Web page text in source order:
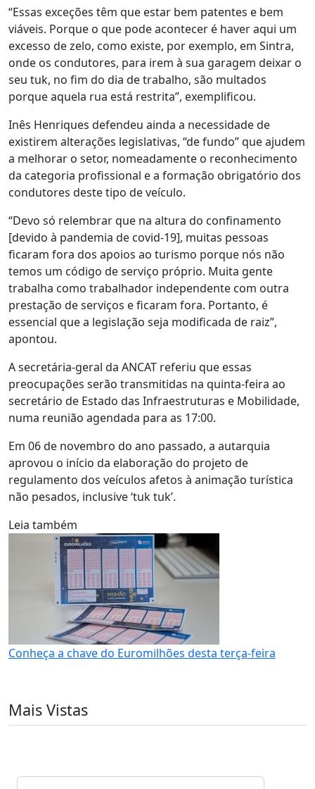
“Essas exceções têm que estar bem patentes e bem
viáveis. Porque o que pode acontecer é haver aqui um
excesso de zelo, como existe, por exemplo, em Sintra,
onde os condutores, para irem à sua garagem deixar o
seu tuk, no fim do dia de trabalho, são multados
porque aquela rua está restrita”, exemplificou.
Inês Henriques defendeu ainda a necessidade de
existirem alterações legislativas, “de fundo” que ajudem
a melhorar o setor, nomeadamente o reconhecimento
da categoria profissional e a formação obrigatório dos
condutores deste tipo de veículo.
“Devo só relembrar que na altura do confinamento
[devido à pandemia de covid-19], muitas pessoas
ficaram fora dos apoios ao turismo porque nós não
temos um código de serviço próprio. Muita gente
trabalha como trabalhador independente com outra
prestação de serviços e ficaram fora. Portanto, é
essencial que a legislação seja modificada de raiz”,
apontou.
A secretária-geral da ANCAT referiu que essas
preocupações serão transmitidas na quinta-feira ao
secretário de Estado das Infraestruturas e Mobilidade,
numa reunião agendada para as 17:00.
Em 06 de novembro do ano passado, a autarquia
aprovou o início da elaboração do projeto de
regulamento dos veículos afetos à animação turística
não pesados, inclusive ‘tuk tuk’.
Leia também
Conheça a chave do Euromilhões desta terça-feira
Mais Vistas